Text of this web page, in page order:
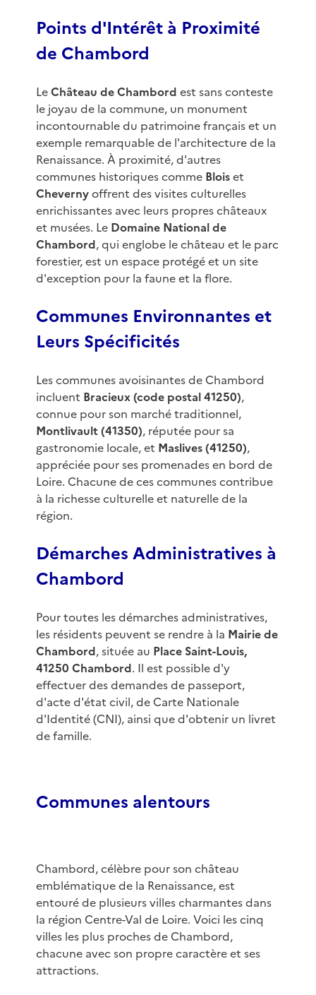
Points d'Intérêt à Proximité
de Chambord
LeChâteau de Chambord est sans conteste
le joyau de la commune, un monument
incontournable du patrimoine français et un
exemple remarquable de l'architecture de la
Renaissance. À proximité, d'autres
communes historiques comme Bloiset
Chevernyoffrent des visites culturelles
enrichissantes avec leurs propres châteaux
et musées. Le Domaine National de
Chambord, qui englobe le château et le parc
forestier, est un espace protégé et un site
d'exception pour la faune et la flore.
Communes Environnantes et
Leurs Spécificités
Les communes avoisinantes de Chambord
incluent Bracieux (code postal 41250),
connue pour son marché traditionnel,
Montlivault (41350), réputée pour sa
gastronomie locale, et Maslives (41250),
appréciée pour ses promenades en bord de
Loire. Chacune de ces communes contribue
à la richesse culturelle et naturelle de la
région.
Démarches Administratives à
Chambord
Pour toutes les démarches administratives,
les résidents peuvent se rendre à la Mairie de
Chambord, située au Place Saint-Louis,
41250 Chambord. Il est possible d'y
effectuer des demandes de passeport,
d'acte d'état civil, de Carte Nationale
d'Identité (CNI), ainsi que d'obtenir un livret
de famille.
Communes alentours
Chambord, célèbre pour son château
emblématique de la Renaissance, est
entouré de plusieurs villes charmantes dans
la région Centre-Val de Loire. Voici les cinq
villes les plus proches de Chambord,
chacune avec son propre caractère et ses
attractions.